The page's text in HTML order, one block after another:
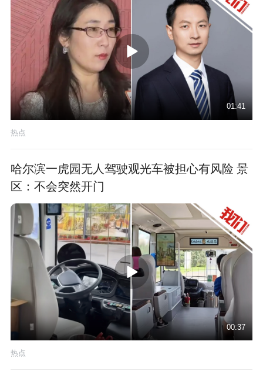
01:41
热点
哈尔滨一虎园无人驾驶观光车被担心有风险 景
区：不会突然开门
00:37
热点